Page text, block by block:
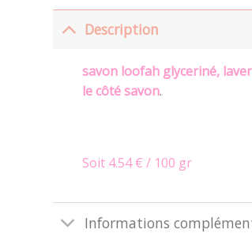
Description
savon loofah glyceriné,
le côté savon.
Soit 4.54 € / 100 gr
Informations